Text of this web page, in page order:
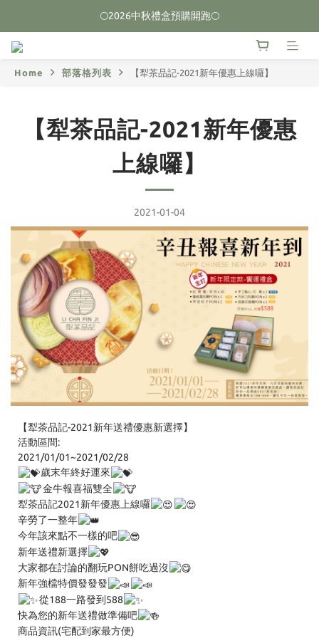
🌕2026中秋禮盒預購開跑🌕
🌕2026中秋禮盒預購開跑🌕
🌕2026中秋禮盒預購開跑🌕
Home 部落格列表 【犁茶品記-2021新年優惠上線囉】
【犁茶品記-2021新年優惠
上線囉】
2021-01-04
【犁茶品記-2021新年送禮優惠新選擇】
活動區間:
2021/01/01~2021/02/28
歲末年終好運來
金牛報喜福雙全
犁茶品記2021新年優惠上線囉
辛勞了一整年
今年該來點不一樣的吧
新年送禮新選擇
大家都在討論的翻玩PON餅吃過沒
新年強檔特價發發發
從188一路發到588
快為您的新年送禮做準備吧
商品資訊(宅配到家最方便)